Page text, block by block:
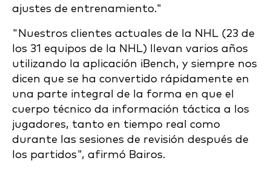
ajustes de entrenamiento."
"Nuestros clientes actuales de la NHL (23 de
los 31 equipos de la NHL) llevan varios años
utilizando la aplicación iBench, y siempre nos
dicen que se ha convertido rápidamente en
una parte integral de la forma en que el
cuerpo técnico da información táctica a los
jugadores, tanto en tiempo real como
durante las sesiones de revisión después de
los partidos", afirmó Bairos.